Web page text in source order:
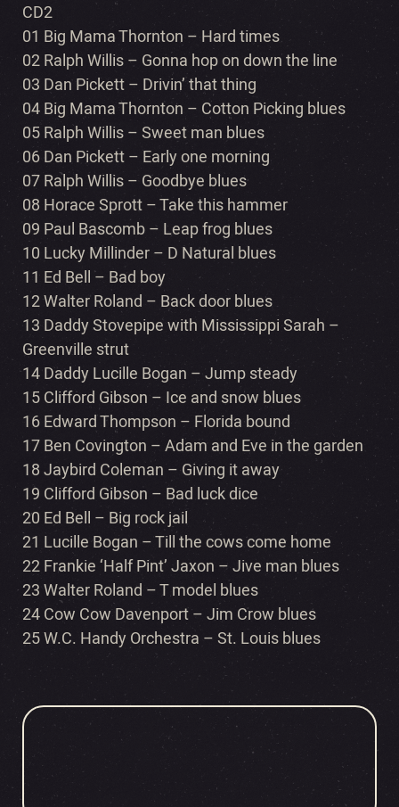
CD2
01 Big Mama Thornton – Hard times
02 Ralph Willis – Gonna hop on down the line
03 Dan Pickett – Drivin’ that thing
04 Big Mama Thornton – Cotton Picking blues
05 Ralph Willis – Sweet man blues
06 Dan Pickett – Early one morning
07 Ralph Willis – Goodbye blues
08 Horace Sprott – Take this hammer
09 Paul Bascomb – Leap frog blues
10 Lucky Millinder – D Natural blues
11 Ed Bell – Bad boy
12 Walter Roland – Back door blues
13 Daddy Stovepipe with Mississippi Sarah –
Greenville strut
14 Daddy Lucille Bogan – Jump steady
15 Clifford Gibson – Ice and snow blues
16 Edward Thompson – Florida bound
17 Ben Covington – Adam and Eve in the garden
18 Jaybird Coleman – Giving it away
19 Clifford Gibson – Bad luck dice
20 Ed Bell – Big rock jail
21 Lucille Bogan – Till the cows come home
22 Frankie ‘Half Pint’ Jaxon – Jive man blues
23 Walter Roland – T model blues
24 Cow Cow Davenport – Jim Crow blues
25 W.C. Handy Orchestra – St. Louis blues